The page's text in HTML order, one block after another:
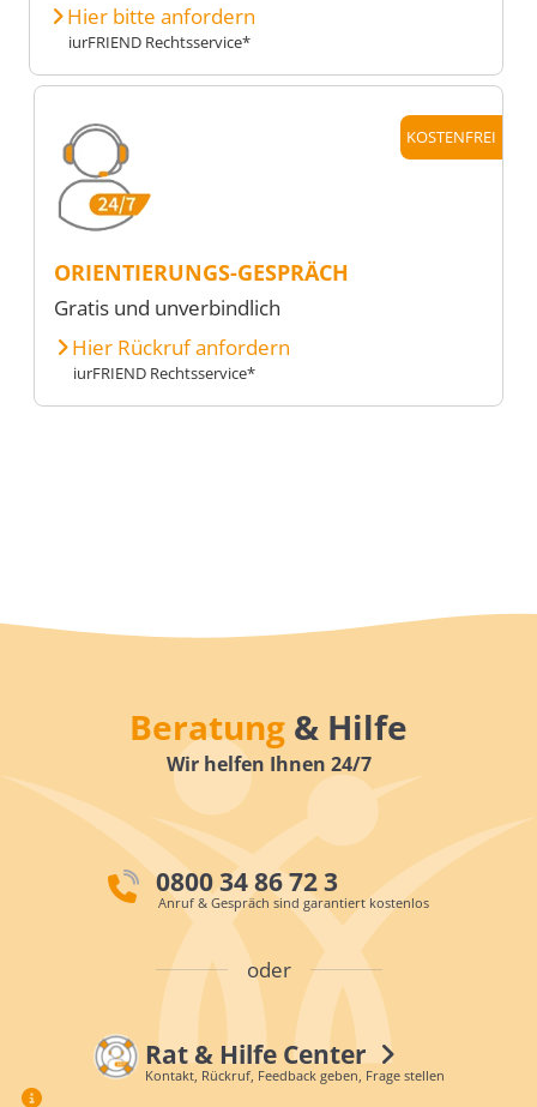
Hier bitte anfordern
iurFRIEND Rechtsservice*
KOSTENFREI
ORIENTIERUNGS-GESPRÄCH
Gratis und unverbindlich
Hier Rückruf anfordern
iurFRIEND Rechtsservice*
Beratung & Hilfe
Wir helfen Ihnen 24/7
0800 34 86 72 3
Anruf & Gespräch sind garantiert kostenlos
oder
Rat & Hilfe Center
Kontakt, Rückruf, Feedback geben, Frage stellen